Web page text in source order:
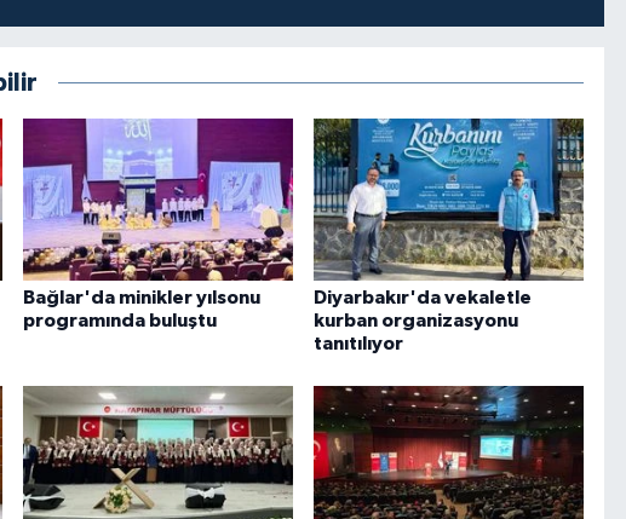
Bağlar'da minikler yılsonu
programında buluştu
Diyarbakır'da vekaletle
kurban organizasyonu
tanıtılıyor